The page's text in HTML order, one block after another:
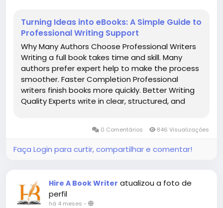
Turning Ideas into eBooks: A Simple Guide to
Professional Writing Support
Why Many Authors Choose Professional Writers
Writing a full book takes time and skill. Many
authors prefer expert help to make the process
smoother. Faster Completion Professional
writers finish books more quickly. Better Writing
Quality Experts write in clear, structured, and
0 Comentários 846 Visualizações
Faça Login para curtir, compartilhar e comentar!
Hire A Book Writer atualizou a foto de
perfil
há 4 meses -